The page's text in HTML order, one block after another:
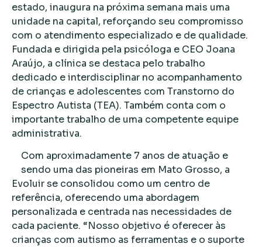
estado, inaugura na próxima semana mais uma
unidade na capital, reforçando seu compromisso
com o atendimento especializado e de qualidade.
Fundada e dirigida pela psicóloga e CEO Joana
Araújo, a clínica se destaca pelo trabalho
dedicado e interdisciplinar no acompanhamento
de crianças e adolescentes com Transtorno do
Espectro Autista (TEA). Também conta com o
importante trabalho de uma competente equipe
administrativa.
Com aproximadamente 7 anos de atuação e
sendo uma das pioneiras em Mato Grosso, a
Evoluir se consolidou como um centro de
referência, oferecendo uma abordagem
personalizada e centrada nas necessidades de
cada paciente. “Nosso objetivo é oferecer às
crianças com autismo as ferramentas e o suporte